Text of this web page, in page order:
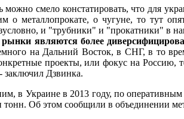
можно смело констатировать, что для
о металлопрокате, о чугуне, то тут
и "трубники" и "прокатники" в
рынки являются более
на Дальний Восток, в СНГ, в то
проекты, или фокус на Россию,
заключил Дзвинка.
в Украине в 2013 году, по
тонн. Об этом сообщили в объединении